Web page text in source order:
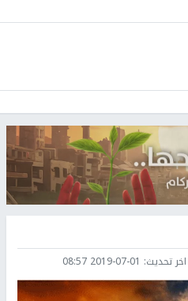
اخر تحديث: 2019-07-01 08:57